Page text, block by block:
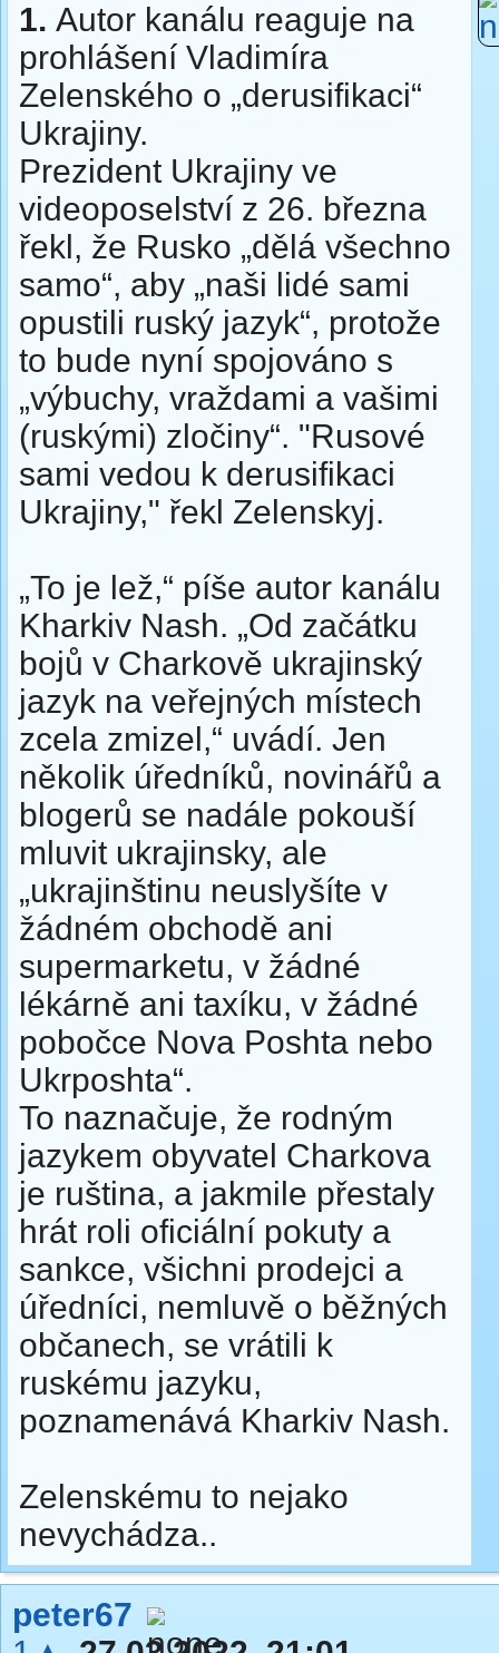
1. Autor kanálu reaguje na
prohlášení Vladimíra
Zelenského o „derusifikaci“
Ukrajiny.
Prezident Ukrajiny ve
videoposelství z 26. března
řekl, že Rusko „dělá všechno
samo“, aby „naši lidé sami
opustili ruský jazyk“, protože
to bude nyní spojováno s
„výbuchy, vraždami a vašimi
(ruskými) zločiny“. "Rusové
sami vedou k derusifikaci
Ukrajiny," řekl Zelenskyj.
„To je lež,“ píše autor kanálu
Kharkiv Nash. „Od začátku
bojů v Charkově ukrajinský
jazyk na veřejných místech
zcela zmizel,“ uvádí. Jen
několik úředníků, novinářů a
blogerů se nadále pokouší
mluvit ukrajinsky, ale
„ukrajinštinu neuslyšíte v
žádném obchodě ani
supermarketu, v žádné
lékárně ani taxíku, v žádné
pobočce Nova Poshta nebo
Ukrposhta“.
To naznačuje, že rodným
jazykem obyvatel Charkova
je ruština, a jakmile přestaly
hrát roli oficiální pokuty a
sankce, všichni prodejci a
úředníci, nemluvě o běžných
občanech, se vrátili k
ruskému jazyku,
poznamenává Kharkiv Nash.
Zelenskému to nejako
nevychádza..
peter67